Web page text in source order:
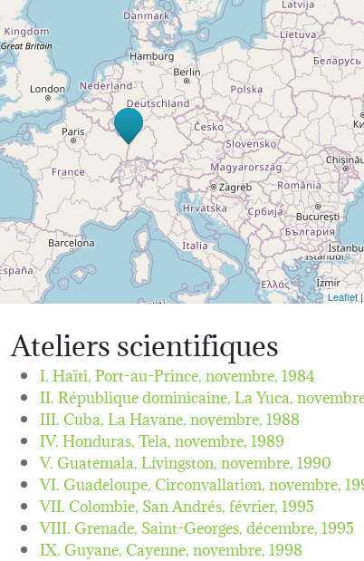
Leaflet
Ateliers scientifiques
I. Haïti, Port-au-Prince,novembre, 1984
II. République dominicaine, La Yuca,
III. Cuba, La Havane,novembre, 1988
IV. Honduras, Tela,novembre, 1989
V. Guatemala, Lívingston,novembre, 1990
VI. Guadeloupe, Circonvallation,novembre,
VII. Colombie, San Andrés,février, 1995
VIII. Grenade, Saint-Georges,décembre, 1995
IX. Guyane, Cayenne,novembre, 1998